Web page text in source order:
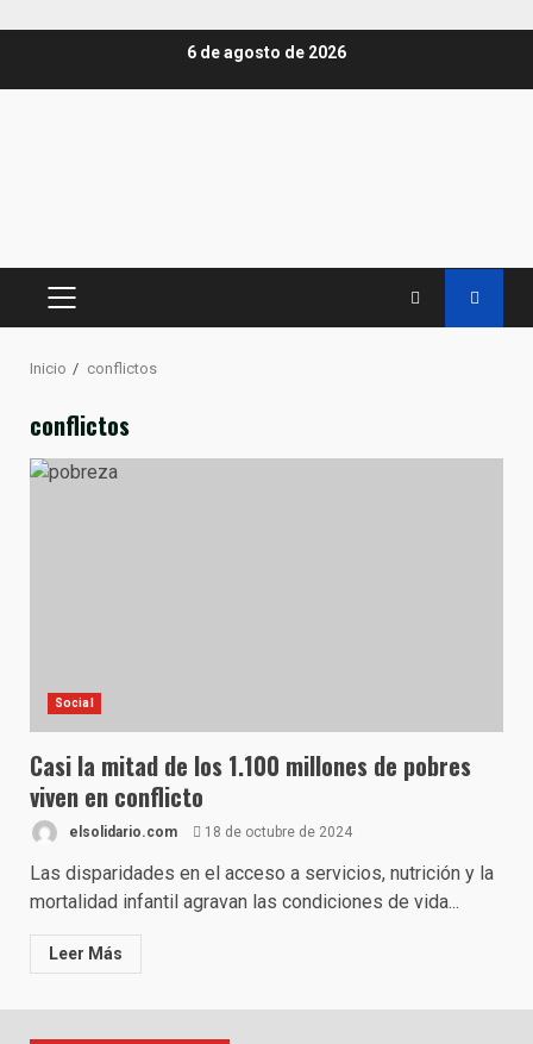
6 de agosto de 2026
MENÚ
Inicio conflictos
conflictos
Social
Casi la mitad de los 1.100 millones de pobres
viven en conflicto
elsolidario.com 18 de octubre de 2024
Las disparidades en el acceso a servicios, nutrición y la
mortalidad infantil agravan las condiciones de vida...
Leer Más